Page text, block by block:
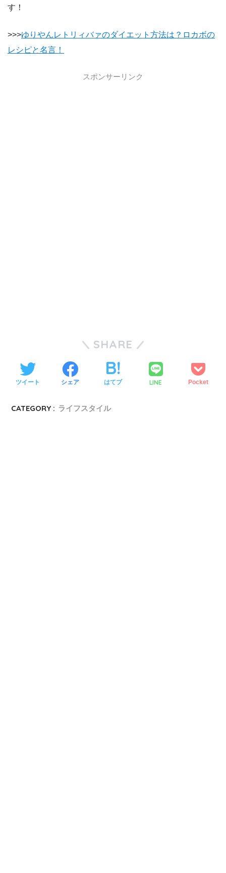
す！
>>>ゆりやんレトリィバァのダイエット方法は？ロカボの
レシピと名言！
スポンサーリンク
SHARE
ツイート シェア はてブ LINE Pocket
CATEGORY : ライフスタイル